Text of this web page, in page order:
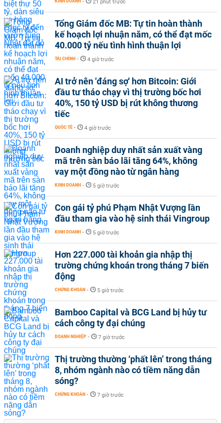
21 phút trước
Tổng Giám đốc MB: Tự tin hoàn thành
kế hoạch lợi nhuận năm, có thể đạt mốc
40.000 tỷ nếu tình hình thuận lợi
TÀI CHÍNH - 4 giờ trước
AI trở nên 'đáng sợ' hơn Bitcoin: Giới
đầu tư tháo chạy vì thị trường bốc hơi
40%, 150 tỷ USD bị rút không thương
tiếc
QUỐC TẾ - 4 giờ trước
Doanh nghiệp duy nhất sản xuất vàng
mã trên sàn báo lãi tăng 64%, không
vay một đồng nào từ ngân hàng
KINH DOANH - 5 giờ trước
Con gái tỷ phú Phạm Nhật Vượng lần
đầu tham gia vào hệ sinh thái Vingroup
KINH DOANH - 5 giờ trước
Hơn 227.000 tài khoản gia nhập thị
trường chứng khoán trong tháng 7 biến
động
CHỨNG KHOÁN - 5 giờ trước
Bamboo Capital và BCG Land bị hủy tư
cách công ty đại chúng
DOANH NGHIỆP - 7 giờ trước
Thị trường thường ‘phất lên’ trong tháng
8, nhóm ngành nào có tiềm năng dẫn
sóng?
CHỨNG KHOÁN - 7 giờ trước